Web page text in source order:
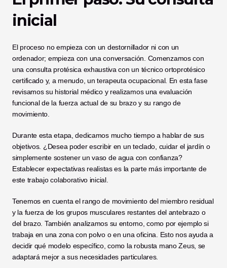
inicial
El proceso no empieza con un destornillador ni con un
ordenador; empieza con una conversación. Comenzamos con
una consulta protésica exhaustiva con un técnico ortoprotésico
certificado y, a menudo, un terapeuta ocupacional. En esta fase
revisamos su historial médico y realizamos una evaluación
funcional de la fuerza actual de su brazo y su rango de
movimiento.
Durante esta etapa, dedicamos mucho tiempo a hablar de sus
objetivos. ¿Desea poder escribir en un teclado, cuidar el jardín o
simplemente sostener un vaso de agua con confianza?
Establecer expectativas realistas es la parte más importante de
este trabajo colaborativo inicial.
Tenemos en cuenta el rango de movimiento del miembro residual
y la fuerza de los grupos musculares restantes del antebrazo o
del brazo. También analizamos su entorno, como por ejemplo si
trabaja en una zona con polvo o en una oficina. Esto nos ayuda a
decidir qué modelo específico, como la robusta mano Zeus, se
adaptará mejor a sus necesidades particulares.